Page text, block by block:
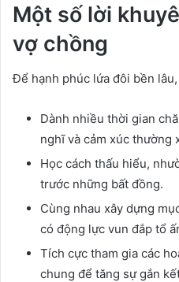
Một số lời
vợ chồng
Để hạnh phúc lứa đôi bền
Dành nhiều thời gian
nghĩ và cảm xúc thường
Học cách thấu hiểu,
trước những bất đồng.
Cùng nhau xây dựng
có động lực vun đắp tổ
Tích cực tham gia các
chung để tăng sự gắn